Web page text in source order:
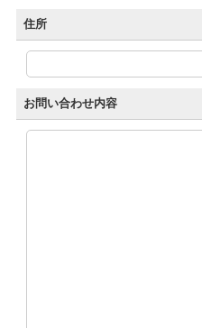
住所
お問い合わせ内容